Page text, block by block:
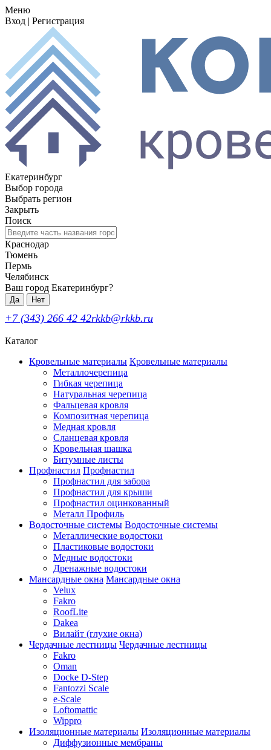
Меню
Вход | Регистрация
Екатеринбург
Выбор города
Выбрать регион
Закрыть
Поиск
Краснодар
Тюмень
Пермь
Челябинск
Ваш город Екатеринбург?
Да Нет
+7 (343) 266 42 42rkkb@rkkb.ru
Каталог
Кровельные материалы Кровельные материалы
Металлочерепица
Гибкая черепица
Натуральная черепица
Фальцевая кровля
Композитная черепица
Медная кровля
Сланцевая кровля
Кровельная шашка
Битумные листы
Профнастил Профнастил
Профнастил для забора
Профнастил для крыши
Профнастил оцинкованный
Металл Профиль
Водосточные системы Водосточные системы
Металлические водостоки
Пластиковые водостоки
Медные водостоки
Дренажные водостоки
Мансардные окна Мансардные окна
Velux
Fakro
RoofLite
Dakea
Вилайт (глухие окна)
Чердачные лестницы Чердачные лестницы
Fakro
Oman
Docke D-Step
Fantozzi Scale
e-Scale
Loftomattic
Wippro
Изоляционные материалы Изоляционные материалы
Диффузионные мембраны